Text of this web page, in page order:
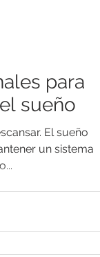
para
sueño
El sueño
un sistema